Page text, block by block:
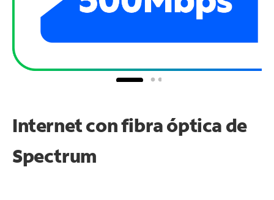
Internet con fibra óptica de
Spectrum